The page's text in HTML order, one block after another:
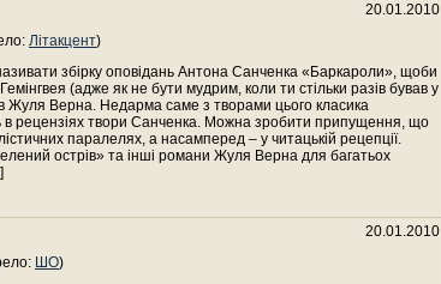
20.01.2010
Літакцент)
збірку оповідань Антона Санченка «Баркароли», щоби
Гемінгвея (адже як не бути мудрим, коли ти стільки разів бував у
Жуля Верна. Недарма саме з творами цього класика
в рецензіях твори Санченка. Можна зробити припущення, що
паралелях, а насамперед – у читацькій рецепції.
острів» та інші романи Жуля Верна для багатьох
]
20.01.2010
ШО)